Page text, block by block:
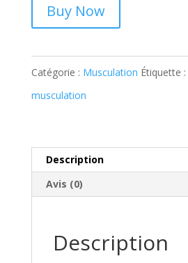
Buy Now
Catégorie : Musculation Étiquette :
musculation
Description
Avis (0)
Description